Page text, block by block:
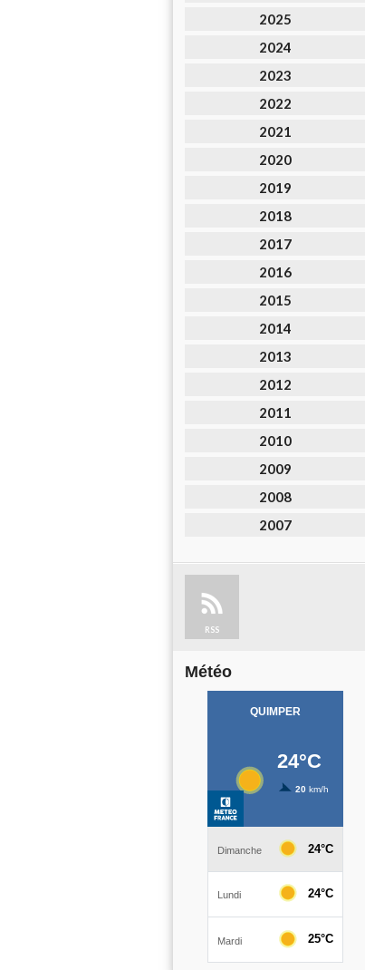
2025
2024
2023
2022
2021
2020
2019
2018
2017
2016
2015
2014
2013
2012
2011
2010
2009
2008
2007
RSS
Météo